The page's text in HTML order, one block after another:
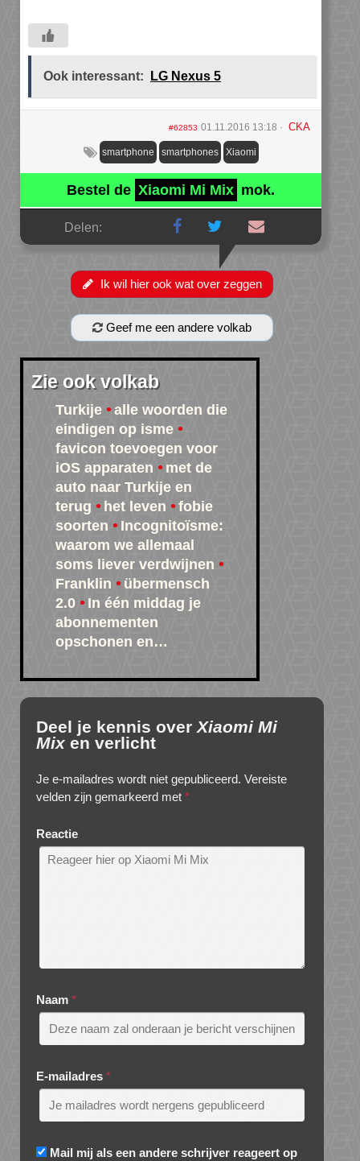
Ook interessant: LG Nexus 5
#62853 01.11.2016 13:18 CKA
smartphone smartphones Xiaomi
Bestel de Xiaomi Mi Mix mok.
Delen:
Ik wil hier ook wat over zeggen
Geef me een andere volkab
Zie ook volkab
Turkije
alle woorden die
eindigen op isme
favicon toevoegen voor
iOS apparaten
met de
auto naar Turkije en
terug
het leven
fobie
soorten
Incognitoïsme:
waarom we allemaal
soms liever verdwijnen
Franklin
übermensch
2.0
In één middag je
abonnementen
opschonen en…
Deel je kennis over Xiaomi Mi
Mix en verlicht
Je e-mailadres wordt niet gepubliceerd. Vereiste
velden zijn gemarkeerd met *
Reactie
Naam *
E-mailadres *
Mail mij als een andere schrijver reageert op